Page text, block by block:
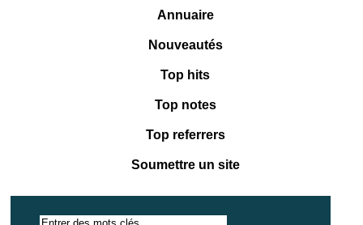
Annuaire
Nouveautés
Top hits
Top notes
Top referrers
Soumettre un site